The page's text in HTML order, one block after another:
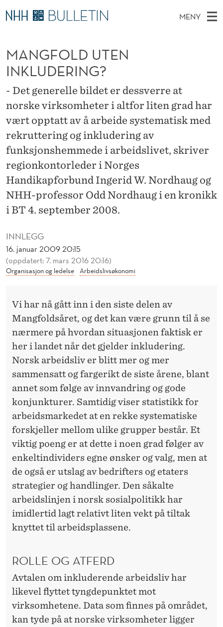
M
A
N
G
F
O
L
D
U
T
E
N
N
K
MENY
V
E
D
M
E
N
Y
K
I
N
T
S
E
E
Stipendiater og nye forskerprofiler
Disputaser
Ekspertutvalg
Om Bulletin
INNLEGG
16. januar 2009 20:15
(oppdatert: 7. mars 2016 20:16)
Organisasjon og ledelse Arbeidslivsøkonomi
MANGFOLD UTEN
INKLUDERING?
- Det generelle bildet er dessverre at
norske virksomheter i altfor liten grad har
vært opptatt av å arbeide systematisk med
rekruttering og inkludering av
funksjonshemmede i arbeidslivet, skriver
regionkontorleder i Norges
Handikapforbund Ingerid W. Nordhaug og
NHH-professor Odd Nordhaug i en kronikk
i BT 4. september 2008.
Vi har nå gått inn i den siste delen av
Mangfoldsåret, og det kan være grunn til å se
nærmere på hvordan situasjonen faktisk er
her i landet når det gjelder inkludering.
Norsk arbeidsliv er blitt mer og mer
sammensatt og fargerikt de siste årene, blant
annet som følge av innvandring og gode
konjunkturer. Samtidig viser statistikk for
arbeidsmarkedet at en rekke systematiske
forskjeller mellom ulike grupper består. Et
viktig poeng er at dette i noen grad følger av
enkeltindividers egne ønsker og valg, men at
de også er utslag av bedrifters og etaters
strategier og handlinger. Den såkalte
arbeidslinjen i norsk sosialpolitikk har
imidlertid lagt relativt liten vekt på tiltak
knyttet til arbeidsplassene.
ROLLE OG ATFERD
Avtalen om inkluderende arbeidsliv har
likevel flyttet tyngdepunktet mot
virksomhetene. Data som finnes på området,
kan tyde på at norske virksomheter ligger